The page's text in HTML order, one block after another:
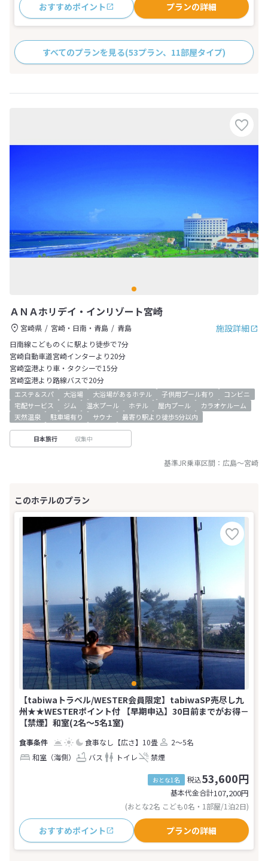
おすすめポイント プランの詳細
すべてのプランを見る(53プラン、11部屋タイプ)
ＡＮＡホリデイ・インリゾート宮崎
施設詳細
宮崎県 宮崎・日南・青島
青島
日南線こどものくに駅より徒歩で7分
宮崎自動車道宮崎インターより20分
宮崎空港より車・タクシーで15分
宮崎空港より路線バスで20分
エステ＆スパ 大浴場 大浴場があるホテル 子供用プール有り
コンビニ
宅配サービス
ジム 温水プール ホテル 屋内プール
カラオケルーム
天然温泉
駐車場有り サウナ 最寄り駅より徒歩5分以内
日本旅行 収集中
基準JR乗車区間： 広島～宮崎
【tabiwaトラベル/WESTER会員限定】tabiwaSP売尽し九
州★★WESTERポイント付 【早期申込】30日前までがお得－
【禁煙】和室(2名～5名1室)
食事なし 【広さ】10畳
2～5名
和室（海側）
バス トイレ 禁煙
おとな1名 税込53,600円
基本代金合計107,200円
(おとな2名 こども0名・1部屋/1泊2日)
おすすめポイント プランの詳細